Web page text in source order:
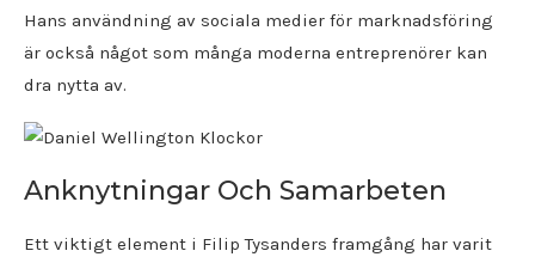
Hans användning av sociala medier för marknadsföring
är också något som många moderna entreprenörer kan
dra nytta av.
Anknytningar Och Samarbeten
Ett viktigt element i Filip Tysanders framgång har varit